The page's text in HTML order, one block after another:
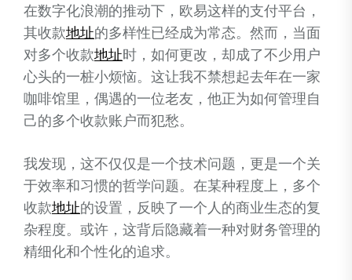
在数字化浪潮的推动下，欧易这样的支付平台，
其收款地址的多样性已经成为常态。然而，当面
对多个收款地址时，如何更改，却成了不少用户
心头的一桩小烦恼。这让我不禁想起去年在一家
咖啡馆里，偶遇的一位老友，他正为如何管理自
己的多个收款账户而犯愁。
我发现，这不仅仅是一个技术问题，更是一个关
于效率和习惯的哲学问题。在某种程度上，多个
收款地址的设置，反映了一个人的商业生态的复
杂程度。或许，这背后隐藏着一种对财务管理的
精细化和个性化的追求。